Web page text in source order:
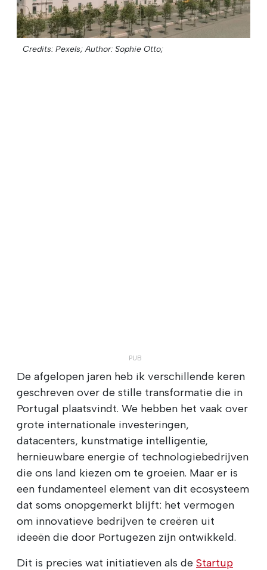
Credits: Pexels; Author: Sophie Otto;
De afgelopen jaren heb ik verschillende keren
geschreven over de stille transformatie die in
Portugal plaatsvindt. We hebben het vaak over
grote internationale investeringen,
datacenters, kunstmatige intelligentie,
hernieuwbare energie of technologiebedrijven
die ons land kiezen om te groeien. Maar er is
een fundamenteel element van dit ecosysteem
dat soms onopgemerkt blijft: het vermogen
om innovatieve bedrijven te creëren uit
ideeën die door Portugezen zijn ontwikkeld.
Dit is precies wat initiatieven als de Startup